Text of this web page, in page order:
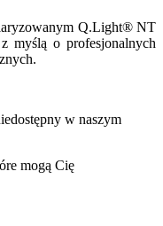
Q.Light® NT
myślą o profesjonalnych
w naszym
mogą Cię